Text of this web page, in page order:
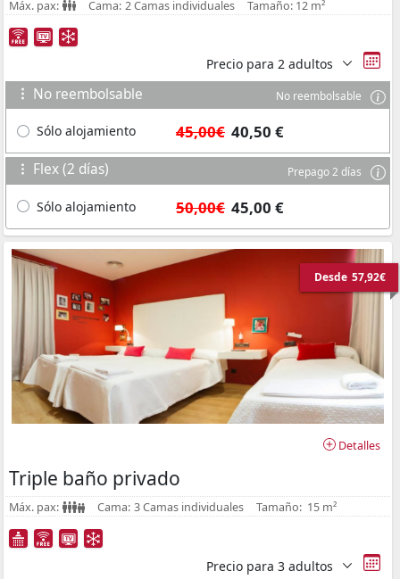
Máx. pax: Cama: 2 Camas individuales Tamaño: 12 m²
Precio para 2 adultos
No reembolsable No reembolsable
Sólo alojamiento 45,00€ 40,50 €
Flex (2 días) Prepago 2 días
Sólo alojamiento 50,00€ 45,00 €
Desde 57,92€
Detalles
Triple baño privado
Máx. pax: Cama: 3 Camas individuales Tamaño: 15 m²
Precio para 3 adultos